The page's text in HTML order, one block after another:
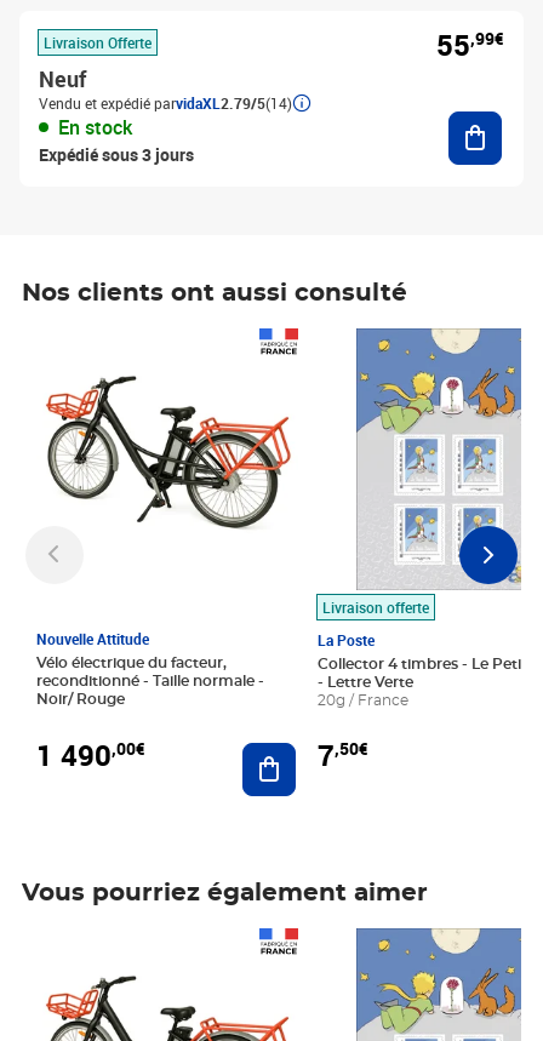
Livraison Offerte
Neuf
Vendu et expédié parvidaXL 2.79/5(14)
En stock
Expédié sous 3 jours
55,99€
Nos clients ont aussi consulté
Nouvelle Attitude
Vélo électrique du facteur,
reconditionné - Taille normale -
Noir/ Rouge
1 490,00€ Ajouter au panier
Livraison offerte
La Poste
Collector 4 timbres - Le Petit
- Lettre Verte
20g / France
7,50€
Prix 7,50€
Vous pourriez également aimer
Prix 7,50€